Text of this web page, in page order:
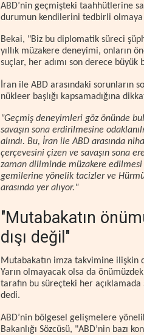
ABD’nin geçmişteki taahhütlerine
durumun kendilerini tedbirli olmaya
Bekai, "Biz bu diplomatik süreci
yıllık müzakere deneyimi, onların
suçlar, her adımı son derece
İran ile ABD arasındaki sorunların
nükleer başlığı kapsamadığına
"Geçmiş deneyimleri göz önünde
savaşın sona erdirilmesine
alındı. Bu, İran ile ABD arasında
çerçevesini çizen ve savaşın sona
zaman diliminde müzakere
gemilerine yönelik tacizler ve
arasında yer alıyor."
"Mutabakatın
dışı değil"
Mutabakatın imza takvimine ilişkin
Yarın olmayacak olsa da
tarafın bu süreçteki her
dedi.
ABD’nin bölgesel gelişmelere
Bakanlığı Sözcüsü, "ABD’nin bazı